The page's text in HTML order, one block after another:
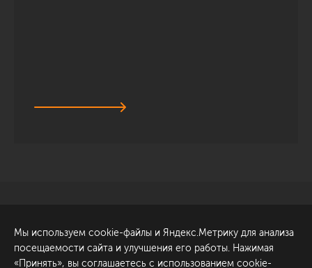
Обсудить проект
ул. Академика Павлова, 6
к1
Мы используем cookie-файлы и Яндекс.Метрику для анализа
посещаемости сайта и улучшения его работы. Нажимая
«Принять», вы соглашаетесь с использованием cookie-